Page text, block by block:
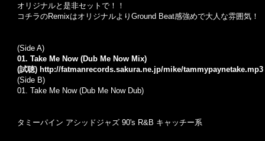
オリジナルと是非セットで！！
コチラのRemixはオリジナルよりGround Beat感強めで大人な雰囲気！
(Side A)
01. Take Me Now (Dub Me Now Mix)
(試聴) http://fatmanrecords.sakura.ne.jp/mike/tammypaynetake.mp3
(Side B)
01. Take Me Now (Dub Me Now Dub)
タミーパイン アシッドジャズ 90's R&B キャッチー系